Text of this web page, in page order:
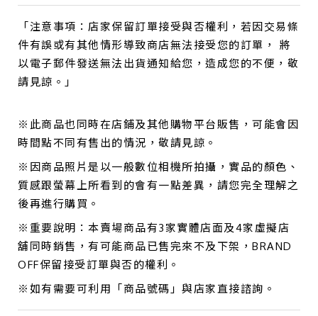
「注意事項：店家保留訂單接受與否權利，若因交易條
件有誤或有其他情形導致商店無法接受您的訂單， 將
以電子郵件發送無法出貨通知給您，造成您的不便，敬
請見諒。」
※此商品也同時在店鋪及其他購物平台販售，可能會因
時間點不同有售出的情況，敬請見諒。
※因商品照片是以一般數位相機所拍攝，實品的顏色、
質感跟螢幕上所看到的會有一點差異，請您完全理解之
後再進行購買。
※重要說明：本賣場商品有3家實體店面及4家虛擬店
舖同時銷售，有可能商品已售完來不及下架，BRAND
OFF保留接受訂單與否的權利。
※如有需要可利用「商品號碼」與店家直接諮詢。